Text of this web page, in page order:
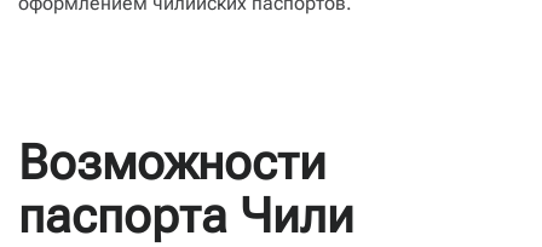
Возможности
паспорта Чили